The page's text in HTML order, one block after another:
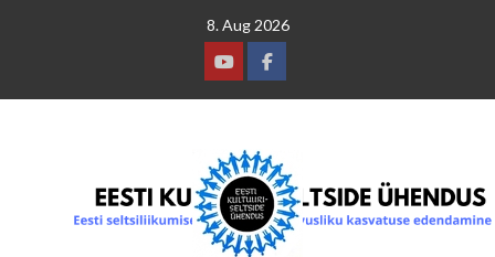
8. Aug 2026
YoutubeFacebook